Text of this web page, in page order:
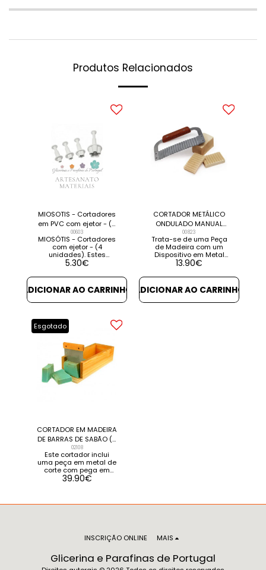
Produtos Relacionados
MIOSOTIS - Cortadores
em PVC com ejetor - (4
unidades)
00603
MIOSÓTIS - Cortadores
com ejetor - (4
unidades). Estes
cortadores são próprios
também muito
utilizados em trabalhos
com Fimo, Sabonetes,
Barros, Plasticina, etc.
5.30€
ADICIONAR AO CARRINHO
CORTADOR METÁLICO
ONDULADO MANUAL
PARA BARRAS DE SABÃO
00823
Trata-se de uma Peça
de Madeira com um
Dispositivo em Metal
Ondulado que serve
ou Sabão em Barra.
Quando usada deixa
um corte ondulado nos
seus sabonetes. VER
13.90€
ADICIONAR AO CARRINHO
Esgotado
CORTADOR EM MADEIRA
DE BARRAS DE SABÃO (2
PEÇAS)
02108
Este cortador inclui
uma peça em metal de
corte com pega em
madeira. Corta ou fatia
39.90€
Glicerina e Parafinas de Portugal
INSCRIÇÃO ONLINE MAIS